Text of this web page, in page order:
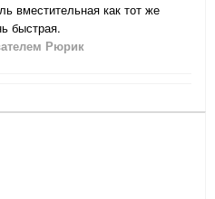
вместительная как тот же
быстрая.
Рюрик